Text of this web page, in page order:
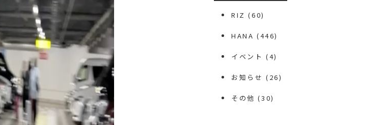
RIZ (60)
HANA (446)
イベント (4)
お知らせ (26)
その他 (30)